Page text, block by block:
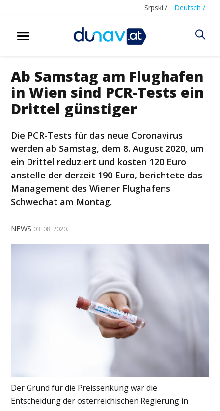
Srpski / Deutsch /
Ab Samstag am Flughafen
in Wien sind PCR-Tests ein
Drittel günstiger
Die PCR-Tests für das neue Coronavirus
werden ab Samstag, dem 8. August 2020, um
ein Drittel reduziert und kosten 120 Euro
anstelle der derzeit 190 Euro, berichtete das
Management des Wiener Flughafens
Schwechat am Montag.
NEWS 03. 08. 2020.
Der Grund für die Preissenkung war die
Entscheidung der österreichischen Regierung in